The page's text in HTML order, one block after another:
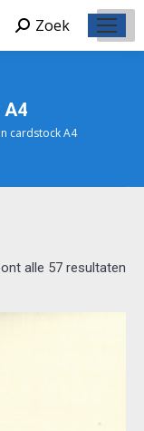
Zoeken:
Zoek
cardstock A4
alle 57 resultaten